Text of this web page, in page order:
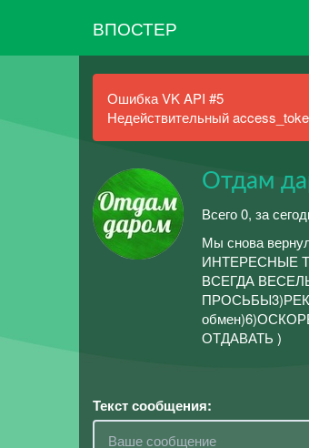
ВПОСТЕР
Ошибка VK API #5
Недействительный
Отдам
Всего 0, за
Мы снова
ИНТЕРЕСНЫЕ
ВСЕГДА
ОТДАВАТЬ )
Текст сообщения: